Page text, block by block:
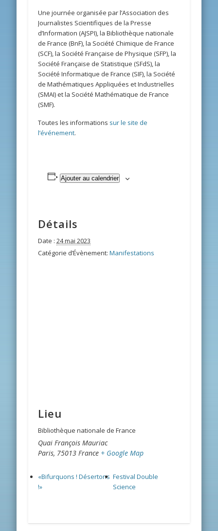
Une journée organisée par l’Association des
Journalistes Scientifiques de la Presse
d’Information (AJSPI), la Bibliothèque nationale
de France (BnF), la Société Chimique de France
(SCF), la Société Française de Physique (SFP), la
Société Française de Statistique (SFdS), la
Société Informatique de France (SIF), la Société
de Mathématiques Appliquées et Industrielles
(SMAI) et la Société Mathématique de France
(SMF).
Toutes les informations sur le site de
l’événement.
Ajouter au calendrier
Détails
Date : 24 mai 2023
Catégorie d’Évènement: Manifestations
Lieu
Bibliothèque nationale de France
Quai François Mauriac
Paris, 75013 France + Google Map
«Bifurquons ! Désertons
!»
Festival Double
Science